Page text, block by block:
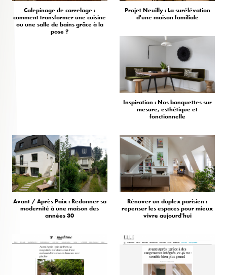
Calepinage de carrelage :
comment transformer une cuisine
ou une salle de bains grâce à la
pose ?
Projet Neuilly : La surélévation
d'une maison familiale
Inspiration : Nos banquettes sur
mesure, esthétique et
fonctionnelle
Avant / Après Paix : Redonner sa
modernité à une maison des
années 30
Rénover un duplex parisien :
repenser les espaces pour mieux
vivre aujourd'hui